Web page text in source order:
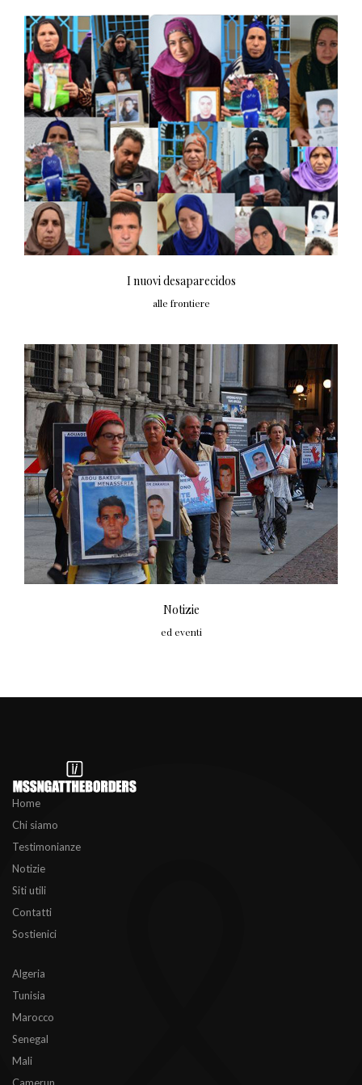
I nuovi desaparecidos
alle frontiere
Notizie
ed eventi
Home
Chi siamo
Testimonianze
Notizie
Siti utili
Contatti
Sostienici
Algeria
Tunisia
Marocco
Senegal
Mali